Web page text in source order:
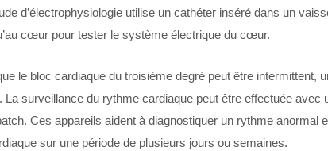
d’électrophysiologie utilise un cathéter inséré dans un
cœur pour tester le système électrique du cœur.
le bloc cardiaque du troisième degré peut être intermittent,
La surveillance du rythme cardiaque peut être effectuée avec
Ces appareils aident à diagnostiquer un rythme anormal
sur une période de plusieurs jours ou semaines.